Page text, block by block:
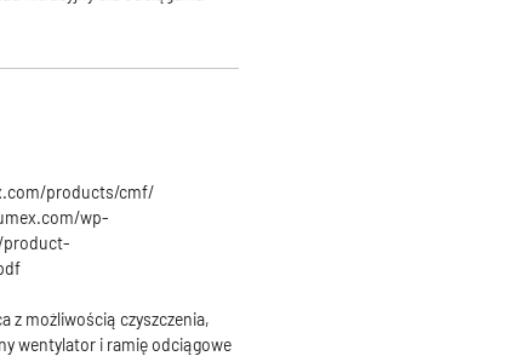
products/cmf/
wp-
product-
z możliwością czyszczenia,
wentylator i ramię odciągowe